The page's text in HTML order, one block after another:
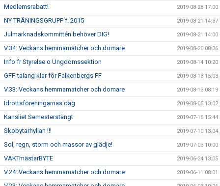
Medlemsrabatt! 2019-08-28 17:00
NY TRÄNINGSGRUPP f. 2015 2019-08-21 14:37
Julmarknadskommittén behöver DIG! 2019-08-21 14:00
V.34: Veckans hemmamatcher och domare 2019-08-20 08:36
Info fr Styrelse o Ungdomssektion 2019-08-14 10:20
GFF-talang klar för Falkenbergs FF 2019-08-13 15:03
V.33: Veckans hemmamatcher och domare 2019-08-13 08:19
Idrottsföreningarnas dag 2019-08-05 13:02
Kansliet Semesterstängt 2019-07-16 15:44
Skobytarhyllan !!! 2019-07-10 13:04
Sol, regn, storm och massor av glädje! 2019-07-03 10:00
VAKTmästarBYTE 2019-06-24 13:05
V.24: Veckans hemmamatcher och domare 2019-06-11 08:01